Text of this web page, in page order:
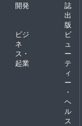
開発
誌
出
版
ビジ
ネ
ス・
起業
ビ
ュ
ー
テ
ィ
ー
・
ヘ
ル
ス